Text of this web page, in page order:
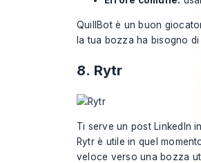
QuillBot è un buon
la tua bozza ha bisogno
8. Rytr
Ti serve un post LinkedIn
Rytr è utile in quel
veloce verso una bozza